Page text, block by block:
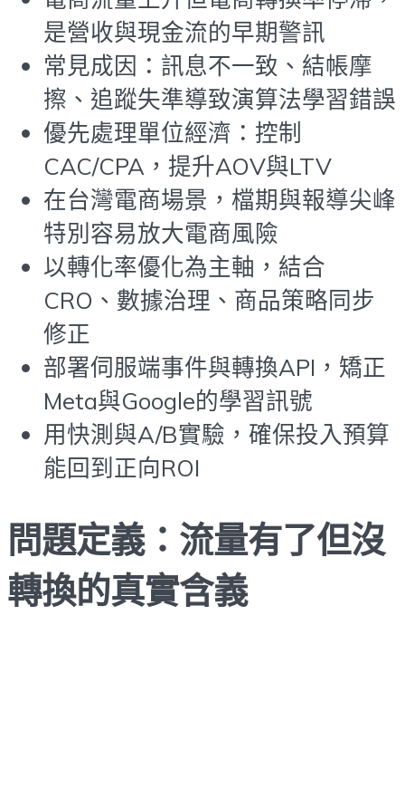
是營收與現金流的早期警訊
常見成因：訊息不一致、結帳摩
擦、追蹤失準導致演算法學習錯誤
優先處理單位經濟：控制
CAC/CPA，提升AOV與LTV
在台灣電商場景，檔期與報導尖峰
特別容易放大電商風險
以轉化率優化為主軸，結合
CRO、數據治理、商品策略同步
修正
部署伺服端事件與轉換API，矯正
Meta與Google的學習訊號
用快測與A/B實驗，確保投入預算
能回到正向ROI
問題定義：流量有了但沒
轉換的真實含義